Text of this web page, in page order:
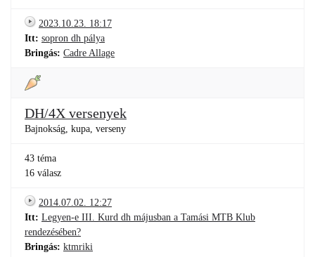
2023.10.23. 18:17
Itt: sopron dh pálya
Bringás: Cadre Allage
DH/4X versenyek
Bajnokság, kupa, verseny
43 téma
16 válasz
2014.07.02. 12:27
Itt: Legyen-e III. Kurd dh májusban a Tamási MTB Klub
rendezésében?
Bringás: ktmriki